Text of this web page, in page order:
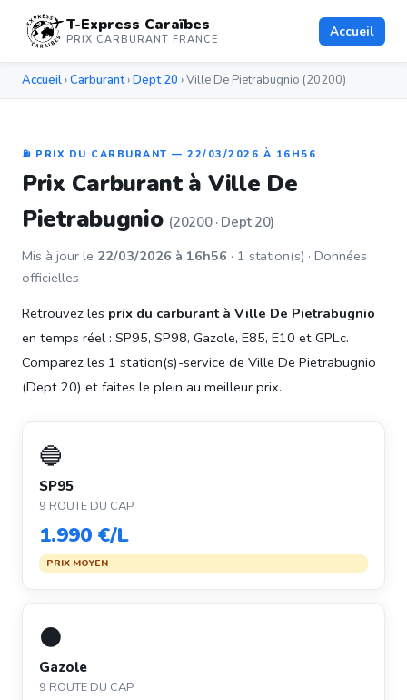
T-Express Caraïbes
PRIX CARBURANT FRANCE Accueil
Accueil ›Carburant›Dept 20 › Ville De Pietrabugnio (20200)
⛽ PRIX DU CARBURANT — 22/03/2026 À 16H56
Prix Carburant à Ville De
Pietrabugnio (20200 · Dept 20)
Mis à jour le 22/03/2026 à 16h56 · 1 station(s) · Données
officielles
Retrouvez les prix du carburant à Ville De Pietrabugnio
en temps réel : SP95, SP98, Gazole, E85, E10 et GPLc.
Comparez les 1 station(s)-service de Ville De Pietrabugnio
(Dept 20) et faites le plein au meilleur prix.
🔵
SP95
9 ROUTE DU CAP
1.990 €/L
PRIX MOYEN
⚫
Gazole
9 ROUTE DU CAP